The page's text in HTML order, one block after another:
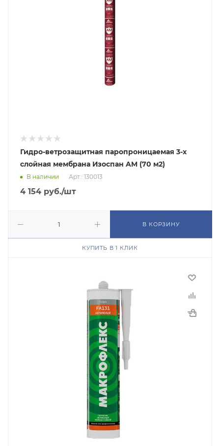
Гидро-ветрозащитная паропроницаемая 3-х
слойная мембрана Изоспан AM (70 м2)
В наличии Арт.: 130013
4 154 руб./шт
В КОРЗИНУ
КУПИТЬ В 1 КЛИК